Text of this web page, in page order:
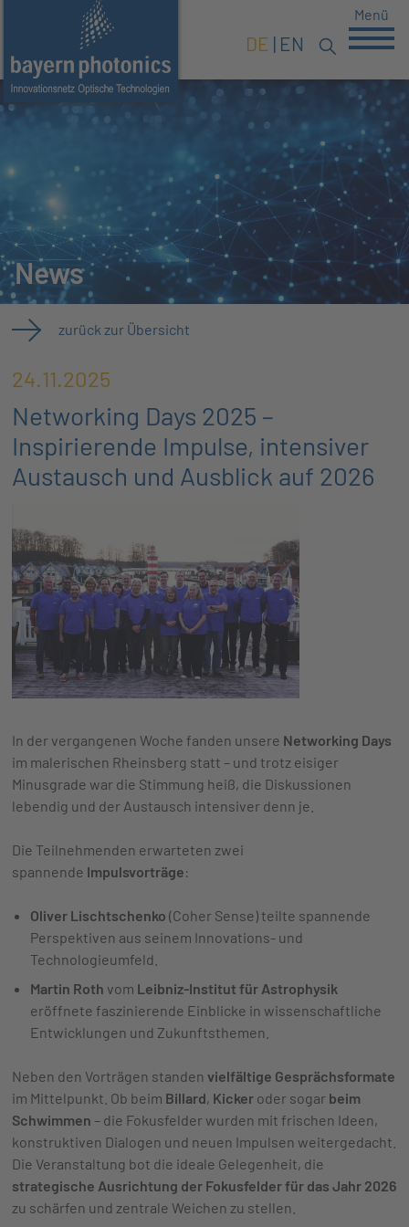
DE EN
Menü
News
zurück zur Übersicht
24.11.2025
Networking Days 2025 –
Inspirierende Impulse, intensiver
Austausch und Ausblick auf 2026
In der vergangenen Woche fanden unsere Networking Days
im malerischen Rheinsberg statt – und trotz eisiger
Minusgrade war die Stimmung heiß, die Diskussionen
lebendig und der Austausch intensiver denn je.
Die Teilnehmenden erwarteten zwei
spannende Impulsvorträge:
Oliver Lischtschenko (Coher Sense) teilte spannende
Perspektiven aus seinem Innovations- und
Technologieumfeld.
Martin Roth vom Leibniz-Institut für Astrophysik
eröffnete faszinierende Einblicke in wissenschaftliche
Entwicklungen und Zukunftsthemen.
Neben den Vorträgen standenvielfältige Gesprächsformate
im Mittelpunkt. Ob beim Billard, Kicker oder sogar beim
Schwimmen – die Fokusfelder wurden mit frischen Ideen,
konstruktiven Dialogen und neuen Impulsen weitergedacht.
Die Veranstaltung bot die ideale Gelegenheit, die
strategische Ausrichtung der Fokusfelder für das Jahr 2026
zu schärfen und zentrale Weichen zu stellen.